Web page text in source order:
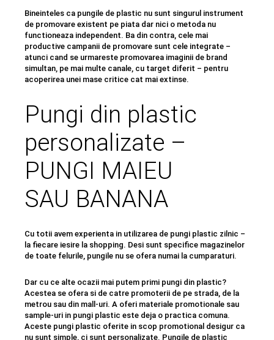
Bineinteles ca pungile de plastic nu sunt singurul instrument
de promovare existent pe piata dar nici o metoda nu
functioneaza independent. Ba din contra, cele mai
productive campanii de promovare sunt cele integrate –
atunci cand se urmareste promovarea imaginii de brand
simultan, pe mai multe canale, cu target diferit – pentru
acoperirea unei mase critice cat mai extinse.
Pungi din plastic
personalizate –
PUNGI MAIEU
SAU BANANA
Cu totii avem experienta in utilizarea de pungi plastic zilnic –
la fiecare iesire la shopping. Desi sunt specifice magazinelor
de toate felurile, pungile nu se ofera numai la cumparaturi.
Dar cu ce alte ocazii mai putem primi pungi din plastic?
Acestea se ofera si de catre promoterii de pe strada, de la
metrou sau din mall-uri. A oferi materiale promotionale sau
sample-uri in pungi plastic este deja o practica comuna.
Aceste pungi plastic oferite in scop promotional desigur ca
nu sunt simple, ci sunt personalizate. Pungile de plastic